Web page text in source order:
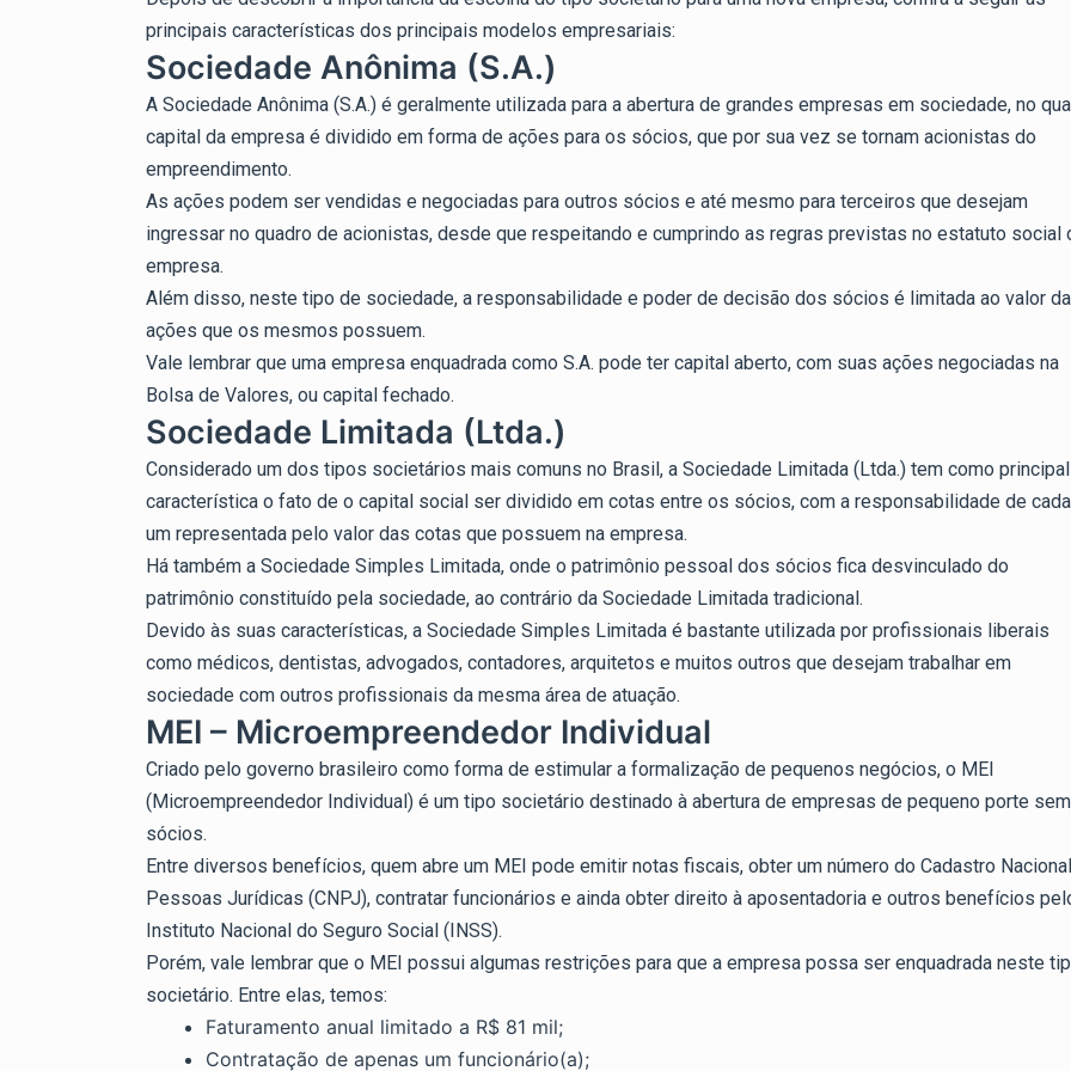
principais características dos principais modelos empresariais:
Sociedade Anônima (S.A.)
A Sociedade Anônima (S.A.) é geralmente utilizada para a abertura de grandes empresas em sociedade, no
capital da empresa é dividido em forma de ações para os sócios, que por sua vez se tornam acionistas do
empreendimento.
As ações podem ser vendidas e negociadas para outros sócios e até mesmo para terceiros que desejam
ingressar no quadro de acionistas, desde que respeitando e cumprindo as regras previstas no estatuto social
empresa.
Além disso, neste tipo de sociedade, a responsabilidade e poder de decisão dos sócios é limitada ao valor
ações que os mesmos possuem.
Vale lembrar que uma empresa enquadrada como S.A. pode ter capital aberto, com suas ações negociadas na
Bolsa de Valores, ou capital fechado.
Sociedade Limitada (Ltda.)
Considerado um dos tipos societários mais comuns no Brasil, a Sociedade Limitada (Ltda.) tem como principal
característica o fato de o capital social ser dividido em cotas entre os sócios, com a responsabilidade de cada
um representada pelo valor das cotas que possuem na empresa.
Há também a Sociedade Simples Limitada, onde o patrimônio pessoal dos sócios fica desvinculado do
patrimônio constituído pela sociedade, ao contrário da Sociedade Limitada tradicional.
Devido às suas características, a Sociedade Simples Limitada é bastante utilizada por profissionais liberais
como médicos, dentistas, advogados, contadores, arquitetos e muitos outros que desejam trabalhar em
sociedade com outros profissionais da mesma área de atuação.
MEI – Microempreendedor Individual
Criado pelo governo brasileiro como forma de estimular a formalização de pequenos negócios, o MEI
(Microempreendedor Individual) é um tipo societário destinado à abertura de empresas de pequeno porte sem
sócios.
Entre diversos benefícios, quem abre um MEI pode emitir notas fiscais, obter um número do Cadastro
Pessoas Jurídicas (CNPJ), contratar funcionários e ainda obter direito à aposentadoria e outros benefícios
Instituto Nacional do Seguro Social (INSS).
Porém, vale lembrar que o MEI possui algumas restrições para que a empresa possa ser enquadrada neste
societário. Entre elas, temos:
Faturamento anual limitado a R$ 81 mil;
Contratação de apenas um funcionário(a);